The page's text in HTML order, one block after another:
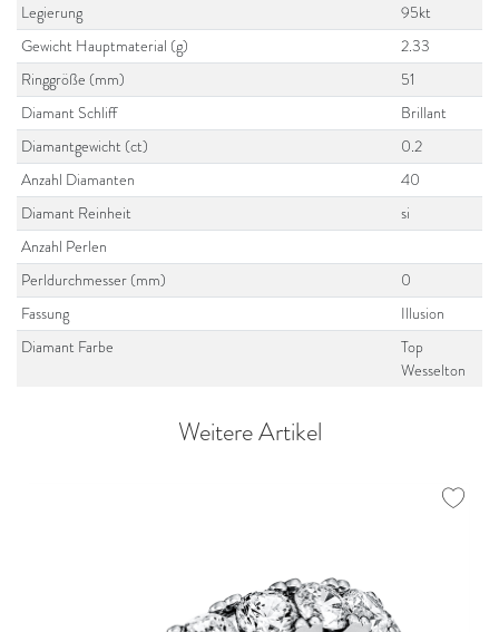
Legierung
95kt
Gewicht Hauptmaterial (g)
2.33
Ringgröße (mm)
51
Diamant Schliff
Brillant
Diamantgewicht (ct)
0.2
Anzahl Diamanten
40
Diamant Reinheit
si
Anzahl Perlen
Perldurchmesser (mm)
0
Fassung
Illusion
Diamant Farbe
Top
Wesselton
Weitere Artikel